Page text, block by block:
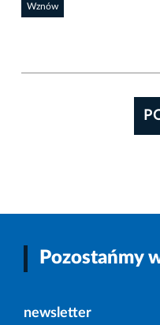
Wznów
Pozostańmy
newsletter